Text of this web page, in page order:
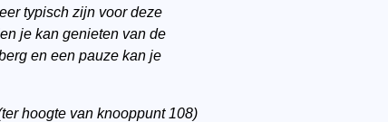
typisch zijn voor deze
je kan genieten van de
en een pauze kan je
hoogte van knooppunt 108)